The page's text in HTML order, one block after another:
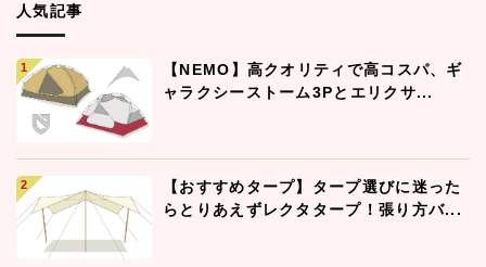
人気記事
【NEMO】高クオリティで高コスパ、ギ
ャラクシーストーム3Pとエリクサ...
【おすすめタープ】タープ選びに迷った
らとりあえずレクタタープ！張り方バ...